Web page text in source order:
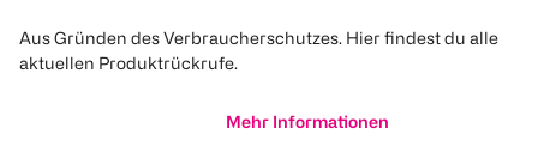
Aus Gründen des Verbraucherschutzes. Hier findest du alle
aktuellen Produktrückrufe.
Mehr Informationen